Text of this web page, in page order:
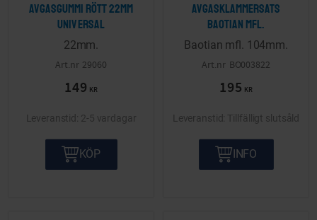
Avgasgummi rött 22mm
Universal
22mm.
29060
149 KR
2-5 vardagar
KÖP
Avgasklammersats
Baotian mfl.
Baotian mfl. 104mm.
BO003822
195 KR
Tillfälligt slutsåld
INFO